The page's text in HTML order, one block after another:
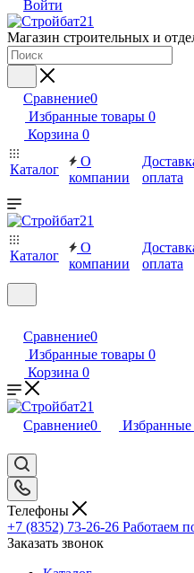
Войти
Магазин строительных и
Сравнение0
Избранные товары 0
Корзина 0
Каталог
О
компании
оплата
Каталог
О
компании
оплата
Сравнение0
Избранные товары 0
Корзина 0
Сравнение0 Избранные
Телефоны
+7 (8352) 73-26-26 Работаем
Заказать звонок